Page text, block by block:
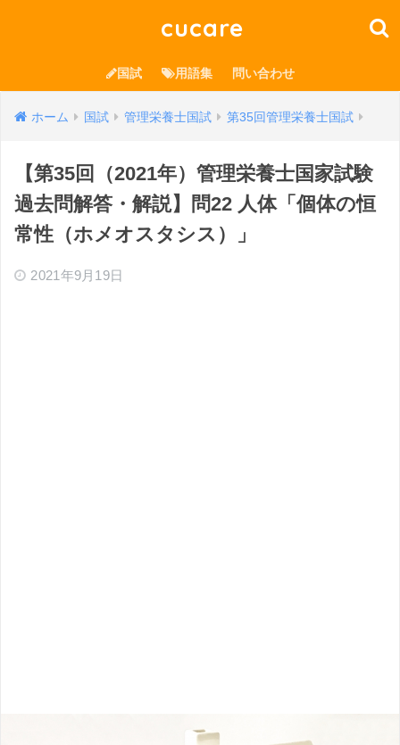
cucare
国試 用語集 問い合わせ
ホーム 国試 管理栄養士国試 第35回管理栄養士国試
【第35回（2021年）管理栄養士国家試験
過去問解答・解説】問22 人体「個体の恒
常性（ホメオスタシス）」
2021年9月19日